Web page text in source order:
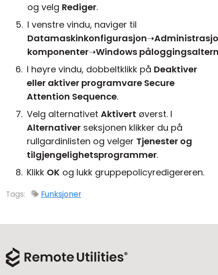
og velg Rediger.
I venstre vindu, naviger til
Datamaskinkonfigurasjon➝
komponenter➝Windows
I høyre vindu, dobbeltklikk på Deaktiver
eller aktiver programvare Secure
Attention Sequence.
Velg alternativet Aktivert øverst. I
Alternativer seksjonen klikker du på
rullgardinlisten og velger Tjenester og
tilgjengelighetsprogrammer.
Klikk OK og lukk gruppepolicyredigereren.
Tags: Funksjoner